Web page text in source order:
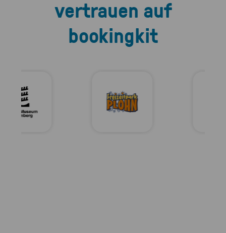
vertrauen auf
bookingkit